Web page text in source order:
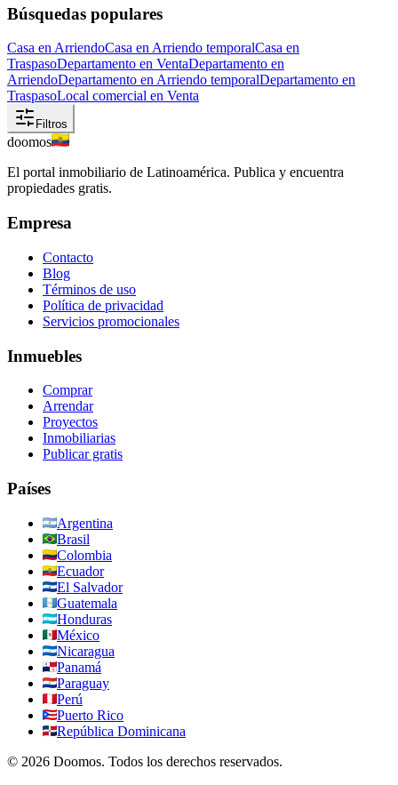
Búsquedas populares
Casa en ArriendoCasa en Arriendo temporalCasa en
TraspasoDepartamento en VentaDepartamento en
ArriendoDepartamento en Arriendo temporalDepartamento en
TraspasoLocal comercial en Venta
Filtros
doomos
El portal inmobiliario de Latinoamérica. Publica y encuentra
propiedades gratis.
Empresa
Contacto
Blog
Términos de uso
Política de privacidad
Servicios promocionales
Inmuebles
Comprar
Arrendar
Proyectos
Inmobiliarias
Publicar gratis
Países
Argentina
Brasil
Colombia
Ecuador
El Salvador
Guatemala
Honduras
México
Nicaragua
Panamá
Paraguay
Perú
Puerto Rico
República Dominicana
© 2026 Doomos. Todos los derechos reservados.